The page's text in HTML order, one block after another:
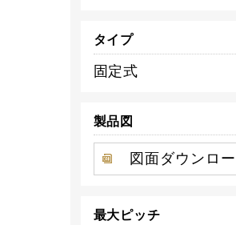
タイプ
固定式
製品図
図面ダウンロ
最大ピッチ